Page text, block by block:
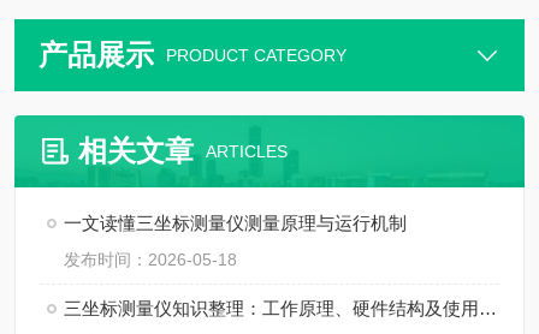
产品展示 PRODUCT CATEGORY
相关文章 ARTICLES
一文读懂三坐标测量仪测量原理与运行机制
发布时间：2026-05-18
三坐标测量仪知识整理：工作原理、硬件结构及使用规范